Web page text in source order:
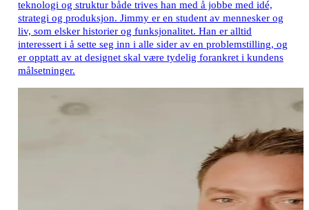
teknologi og struktur både trives han med å jobbe med idé,
strategi og produksjon. Jimmy er en student av mennesker og
liv, som elsker historier og funksjonalitet. Han er alltid
interessert i å sette seg inn i alle sider av en problemstilling, og
er opptatt av at designet skal være tydelig forankret i kundens
målsetninger.